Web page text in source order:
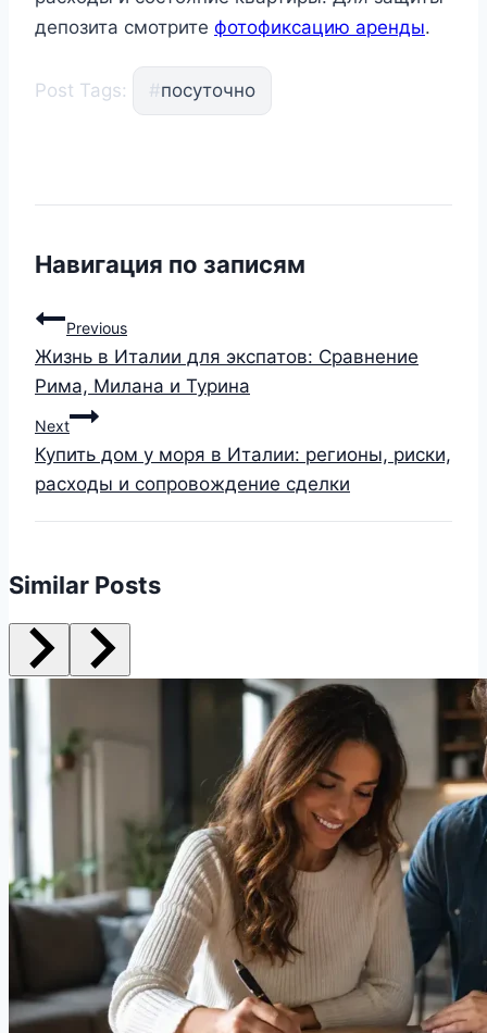
депозита смотрите фотофиксацию аренды.
Post Tags: #посуточно
Навигация по записям
Previous
Жизнь в Италии для экспатов: Сравнение
Рима, Милана и Турина
Next
Купить дом у моря в Италии: регионы, риски,
расходы и сопровождение сделки
Similar Posts